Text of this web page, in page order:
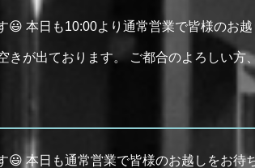
😃 本日も10:00より通常営業で皆様のお
きが出ております。 ご都合のよろしい方
😃 本日も通常営業で皆様のお越しをお待